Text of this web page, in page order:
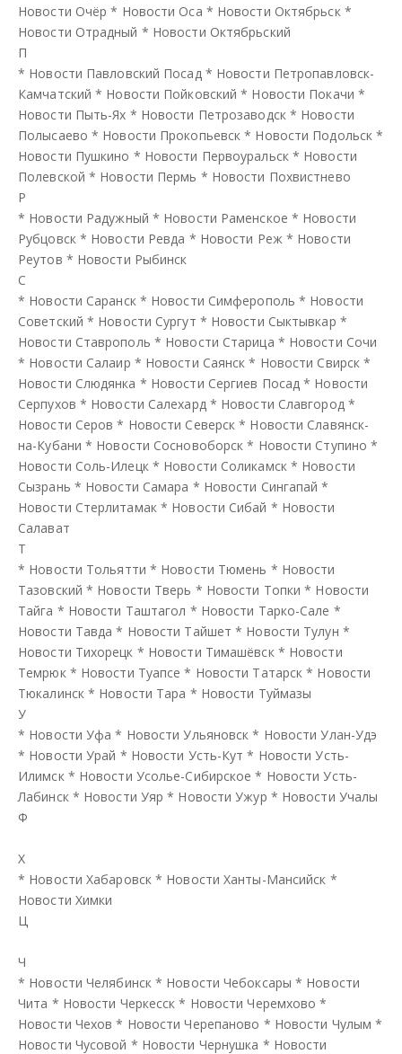
Новости Очёр * Новости Оса * Новости Октябрьск *
Новости Отрадный * Новости Октябрьский
П
* Новости Павловский Посад * Новости Петропавловск-
Камчатский * Новости Пойковский * Новости Покачи *
Новости Пыть-Ях * Новости Петрозаводск * Новости
Полысаево * Новости Прокопьевск * Новости Подольск *
Новости Пушкино * Новости Первоуральск * Новости
Полевской * Новости Пермь * Новости Похвистнево
Р
* Новости Радужный * Новости Раменское * Новости
Рубцовск * Новости Ревда * Новости Реж * Новости
Реутов * Новости Рыбинск
С
* Новости Саранск * Новости Симферополь * Новости
Советский * Новости Сургут * Новости Сыктывкар *
Новости Ставрополь * Новости Старица * Новости Сочи
* Новости Салаир * Новости Саянск * Новости Свирск *
Новости Слюдянка * Новости Сергиев Посад * Новости
Серпухов * Новости Салехард * Новости Славгород *
Новости Серов * Новости Северск * Новости Славянск-
на-Кубани * Новости Сосновоборск * Новости Ступино *
Новости Соль-Илецк * Новости Соликамск * Новости
Сызрань * Новости Самара * Новости Сингапай *
Новости Стерлитамак * Новости Сибай * Новости
Салават
Т
* Новости Тольятти * Новости Тюмень * Новости
Тазовский * Новости Тверь * Новости Топки * Новости
Тайга * Новости Таштагол * Новости Тарко-Сале *
Новости Тавда * Новости Тайшет * Новости Тулун *
Новости Тихорецк * Новости Тимашёвск * Новости
Темрюк * Новости Туапсе * Новости Татарск * Новости
Тюкалинск * Новости Тара * Новости Туймазы
У
* Новости Уфа * Новости Ульяновск * Новости Улан-Удэ
* Новости Урай * Новости Усть-Кут * Новости Усть-
Илимск * Новости Усолье-Сибирское * Новости Усть-
Лабинск * Новости Уяр * Новости Ужур * Новости Учалы
Ф
Х
* Новости Хабаровск * Новости Ханты-Мансийск *
Новости Химки
Ц
Ч
* Новости Челябинск * Новости Чебоксары * Новости
Чита * Новости Черкесск * Новости Черемхово *
Новости Чехов * Новости Черепаново * Новости Чулым *
Новости Чусовой * Новости Чернушка * Новости